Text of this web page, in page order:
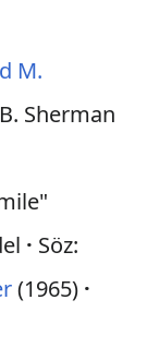
M.
Sherman
Söz:
(1965)